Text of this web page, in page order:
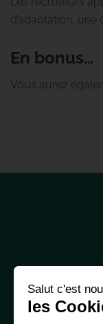
Salut c'est
les
d’adaptation,
En bonus…
Vous aurez
En